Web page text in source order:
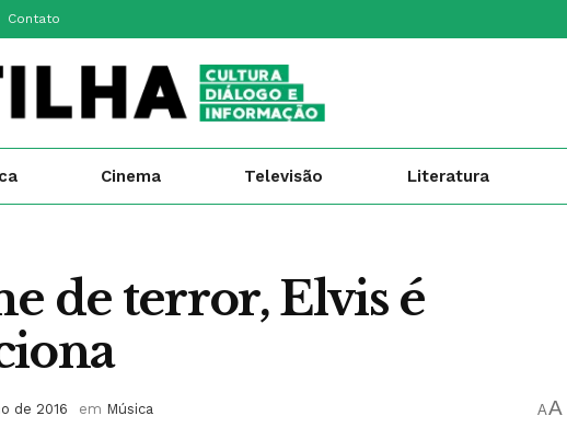
Contato
Cinema Televisão Literatura
de terror, Elvis é
de 2016 em Música AA